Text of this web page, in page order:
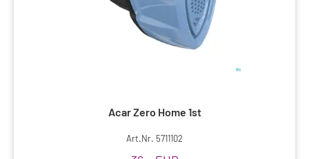
Acar Zero Home 1st
Art.Nr. 5711102